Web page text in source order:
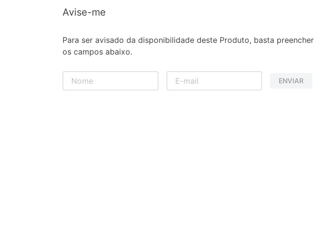
Avise-me
Para ser avisado da disponibilidade deste Produto, basta preencher
os campos abaixo.
ENVIAR